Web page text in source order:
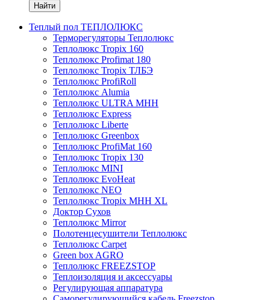
Найти
Теплый пол ТЕПЛОЛЮКС
Терморегуляторы Теплолюкс
Теплолюкс Tropix 160
Теплолюкс Profimat 180
Теплолюкс Tropix ТЛБЭ
Теплолюкс ProfiRoll
Теплолюкс Alumia
Теплолюкс ULTRA МНН
Теплолюкс Express
Теплолюкс Liberte
Теплолюкс Greenbox
Теплолюкс ProfiMat 160
Теплолюкс Tropix 130
Теплолюкс MINI
Теплолюкс EvoHeat
Теплолюкс NEO
Теплолюкс Tropix МНН XL
Доктор Сухов
Теплолюкс Mirror
Полотенцесушители Теплолюкс
Теплолюкс Carpet
Green box AGRO
Теплолюкс FREEZSTOP
Теплоизоляция и аксессуары
Регулирующая аппаратура